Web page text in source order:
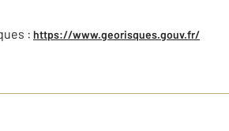
: https://www.georisques.gouv.fr/